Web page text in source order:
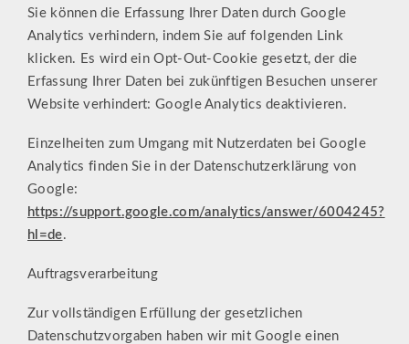
Sie können die Erfassung Ihrer Daten durch Google
Analytics verhindern, indem Sie auf folgenden Link
klicken. Es wird ein Opt-Out-Cookie gesetzt, der die
Erfassung Ihrer Daten bei zukünftigen Besuchen unserer
Website verhindert: Google Analytics deaktivieren.
Einzelheiten zum Umgang mit Nutzerdaten bei Google
Analytics finden Sie in der Datenschutzerklärung von
Google:
https://support.google.com/analytics/answer/6004245?
hl=de.
Auftragsverarbeitung
Zur vollständigen Erfüllung der gesetzlichen
Datenschutzvorgaben haben wir mit Google einen